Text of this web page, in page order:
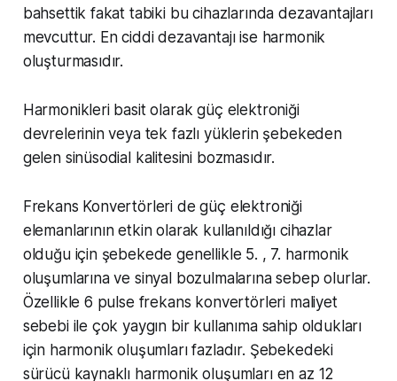
bahsettik fakat tabiki bu cihazlarında dezavantajları
mevcuttur. En ciddi dezavantajı ise harmonik
oluşturmasıdır.
Harmonikleri basit olarak güç elektroniği
devrelerinin veya tek fazlı yüklerin şebekeden
gelen sinüsodial kalitesini bozmasıdır.
Frekans Konvertörleri de güç elektroniği
elemanlarının etkin olarak kullanıldığı cihazlar
olduğu için şebekede genellikle 5. , 7. harmonik
oluşumlarına ve sinyal bozulmalarına sebep olurlar.
Özellikle 6 pulse frekans konvertörleri maliyet
sebebi ile çok yaygın bir kullanıma sahip oldukları
için harmonik oluşumları fazladır. Şebekedeki
sürücü kaynaklı harmonik oluşumları en az 12